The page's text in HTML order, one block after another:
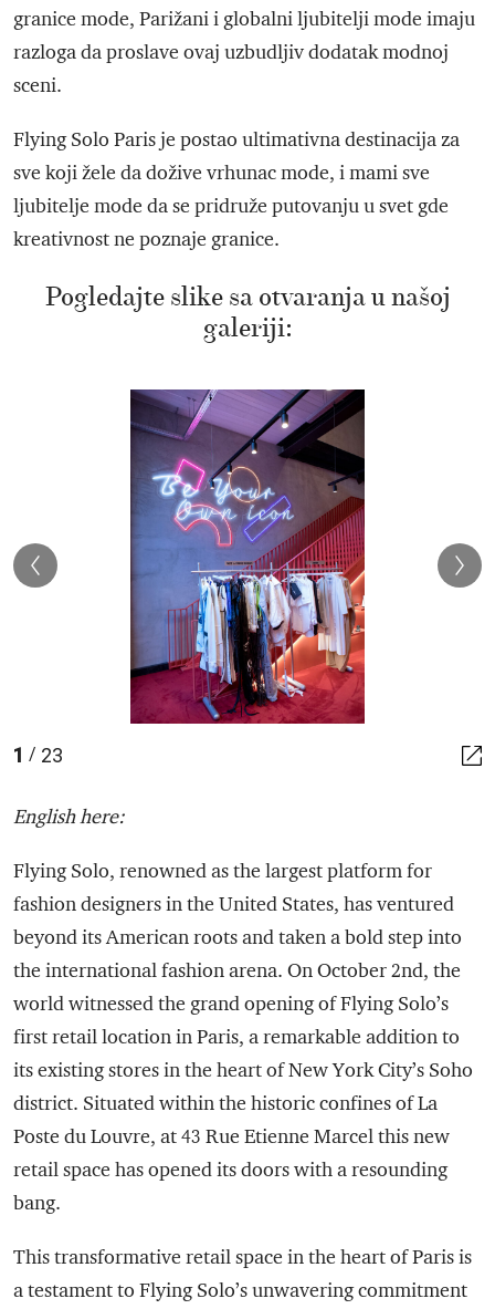
granice mode, Parižani i globalni ljubitelji mode imaju
razloga da proslave ovaj uzbudljiv dodatak modnoj
sceni.
Flying Solo Paris je postao ultimativna destinacija za
sve koji žele da dožive vrhunac mode, i mami sve
ljubitelje mode da se pridruže putovanju u svet gde
kreativnost ne poznaje granice.
Pogledajte slike sa otvaranja u našoj
galeriji:
1 / 23
English here:
Flying Solo, renowned as the largest platform for
fashion designers in the United States, has ventured
beyond its American roots and taken a bold step into
the international fashion arena. On October 2nd, the
world witnessed the grand opening of Flying Solo’s
first retail location in Paris, a remarkable addition to
its existing stores in the heart of New York City’s Soho
district. Situated within the historic confines of La
Poste du Louvre, at 43 Rue Etienne Marcel this new
retail space has opened its doors with a resounding
bang.
This transformative retail space in the heart of Paris is
a testament to Flying Solo’s unwavering commitment